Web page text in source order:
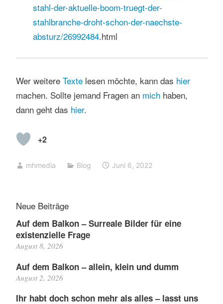
stahl-der-aktuelle-boom-truegt-der-
stahlbranche-droht-schon-der-naechste-
absturz/26992484.html
Wer weitere Textelesen möchte, kann das hier
machen. Sollte jemand Fragen an michhaben,
dann geht das hier.
+2
mhmedia Blog Juni 6, 2022
Neue Beiträge
Auf dem Balkon – Surreale Bilder für eine
existenzielle Frage
August 8, 2026
Auf dem Balkon – allein, klein und dumm
August 2, 2026
Ihr habt doch schon mehr als alles – lasst uns